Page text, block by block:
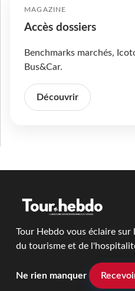
MAGAZINE
Accès dossiers
Benchmarks marchés,
Bus&Car.
Découvrir
Tour Hebdo vous éclaire
du tourisme et de
Ne rien manquer